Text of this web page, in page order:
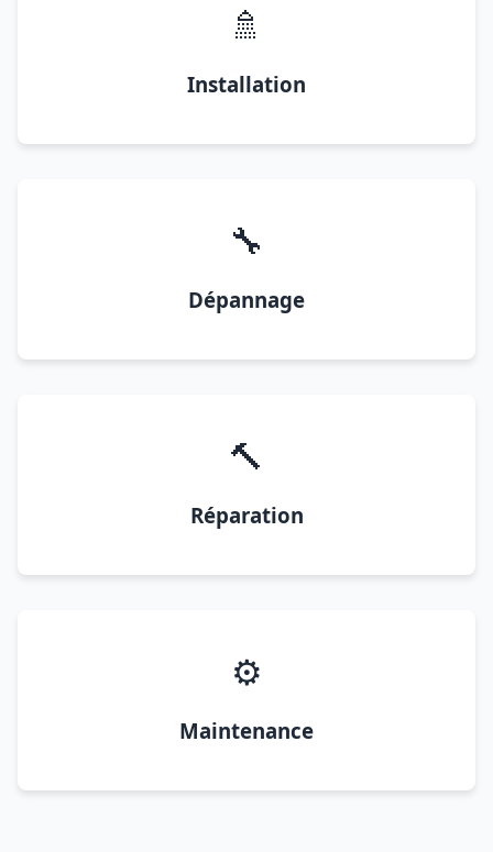
🚿
Installation
🔧
Dépannage
🔨
Réparation
⚙️
Maintenance